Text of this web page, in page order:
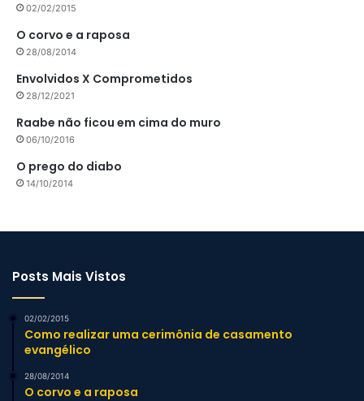
02/02/2015
O corvo e a raposa
28/08/2014
Envolvidos X Comprometidos
28/12/2021
Raabe não ficou em cima do muro
06/10/2016
O prego do diabo
14/10/2014
Posts Mais Vistos
02/02/2015
Como realizar uma cerimônia de casamento
evangélico
28/08/2014
O corvo e a raposa